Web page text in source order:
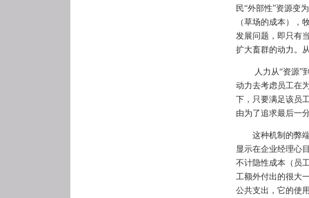
民“外部性”资源变
（草场的成本），
发展问题，即只有
扩大畜群的动力。
人力从“资源”到“
动力去考虑员工在
下，只要满足该员
由为了追求最后一
这种机制的弊端
显示在企业经理心
不计隐性成本（员
工额外付出的很大
公共支出，它的使